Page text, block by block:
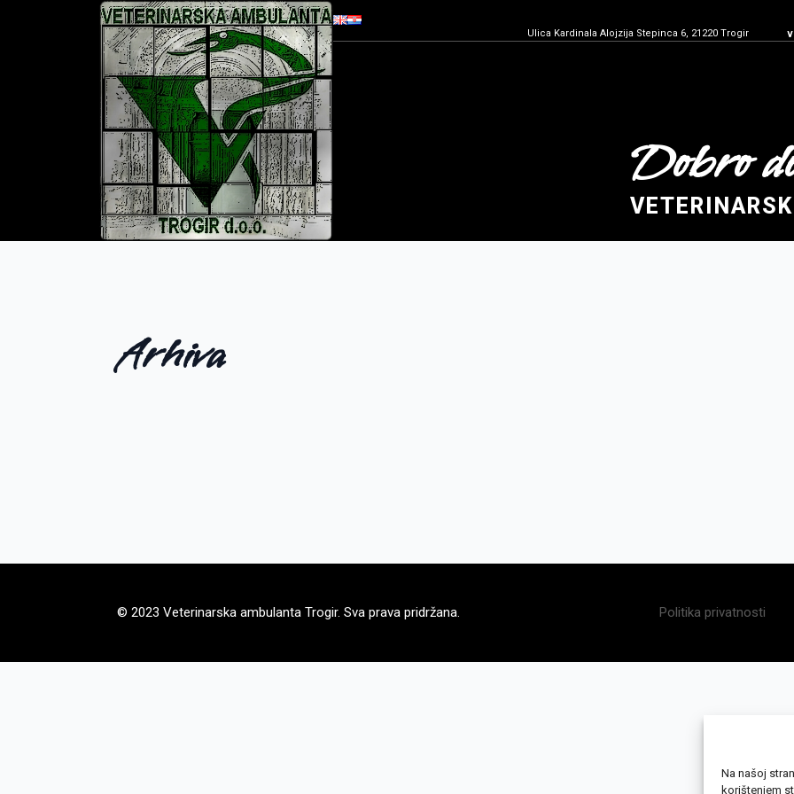
Na našoj
korištenjem
Ulica Kardinala Alojzija Stepinca 6, 21220 Trogir
Dobro
Arhiva
© 2023 Veterinarska ambulanta Trogir. Sva prava pridržana. Politika privatnosti